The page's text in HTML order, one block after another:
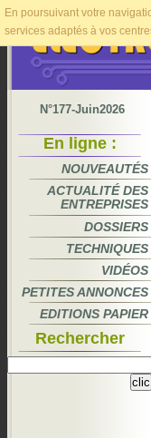
En poursuivant votre
services adaptés à vos
N°177-Juin2026
En ligne :
NOUVEAUTÉS
ACTUALITÉ DES
ENTREPRISES
DOSSIERS
TECHNIQUES
VIDÉOS
PETITES ANNONCES
EDITIONS PAPIER
Rechercher